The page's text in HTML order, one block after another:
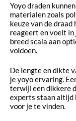
Yoyo draden
materialen zoals
keuze van de draad
reageert en voelt in
breed scala aan
voldoen.
De lengte en dikte
je yoyo ervaring.
terwijl een dikkere
experts staan altijd
voor je te vinden.